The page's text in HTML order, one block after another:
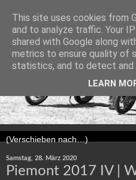
Samstag, 28. März 2020
Piemont 2017 IV |
This site uses cookies from
and to analyze traffic. Your
shared with Google along
metrics to ensure quality of
statistics, and to detect and
LEARN